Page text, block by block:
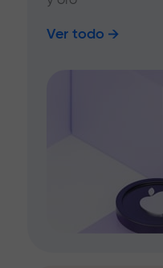
Ver todo